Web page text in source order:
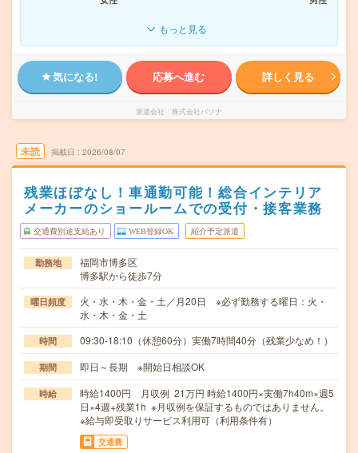
もっと見る
気になる! 応募へ進む 詳しく見る
派遣会社 株式会社パソナ
未読 掲載日 2026/08/07
残業ほぼなし！車通勤可能！総合インテリア
メーカーのショールームでの受付・接客業務
交通費別途支給あり WEB登録OK 紹介予定派遣
勤務地
福岡市博多区
博多駅から徒歩7分
曜日頻度
火・水・木・金・土／月20日 ※必ず勤務する曜日：火・
水・木・金・土
時間 09:30-18:10（休憩60分）実働7時間40分（残業少なめ！）
期間 即日～長期 ※開始日相談OK
時給
時給1400円 月収例 21万円 時給1400円×実働7h40m×週5
日×4週+残業1h ※月収例を保証するものではありません。
※給与即受取りサービス利用可（利用条件有）
交通費